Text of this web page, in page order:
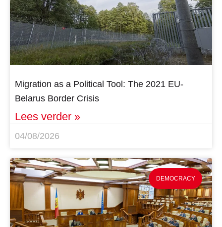
Migration as a Political Tool: The 2021 EU-
Belarus Border Crisis
Lees verder »
04/08/2026
DEMOCRACY